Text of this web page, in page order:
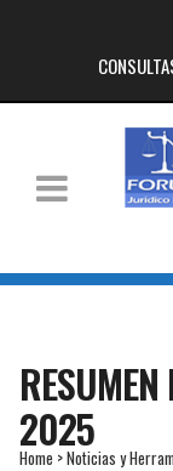
2025
Home >Noticias y